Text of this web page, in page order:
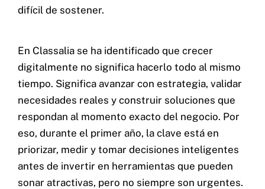
difícil de sostener.
En Classalia se ha identificado que crecer
digitalmente no significa hacerlo todo al mismo
tiempo. Significa avanzar con estrategia, validar
necesidades reales y construir soluciones que
respondan al momento exacto del negocio. Por
eso, durante el primer año, la clave está en
priorizar, medir y tomar decisiones inteligentes
antes de invertir en herramientas que pueden
sonar atractivas, pero no siempre son urgentes.